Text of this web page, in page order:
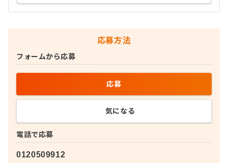
応募方法
電話で応募
0120509912
フォームから応募
応募
気になる